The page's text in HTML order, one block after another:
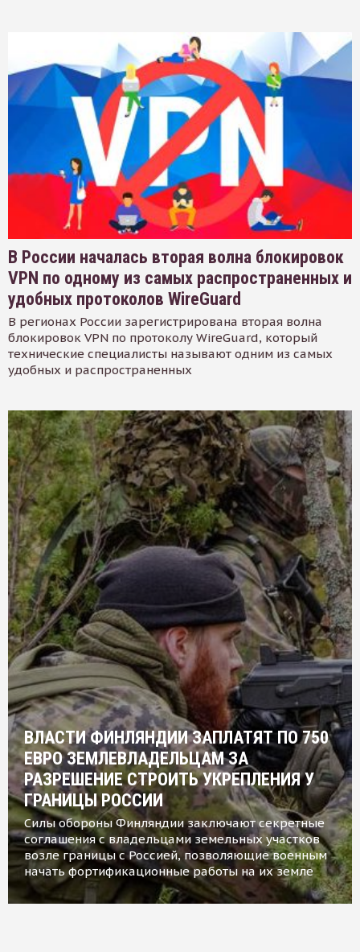
В России началась вторая волна блокировок
VPN по одному из самых распространенных и
удобных протоколов WireGuard
В регионах России зарегистрирована вторая волна
блокировок VPN по протоколу WireGuard, который
технические специалисты называют одним из самых
удобных и распространенных
ВЛАСТИ ФИНЛЯНДИИ ЗАПЛАТЯТ ПО 750
ЕВРО ЗЕМЛЕВЛАДЕЛЬЦАМ ЗА
РАЗРЕШЕНИЕ СТРОИТЬ УКРЕПЛЕНИЯ У
ГРАНИЦЫ РОССИИ
Силы обороны Финляндии заключают секретные
соглашения с владельцами земельных участков
возле границы с Россией, позволяющие военным
начать фортификационные работы на их земле